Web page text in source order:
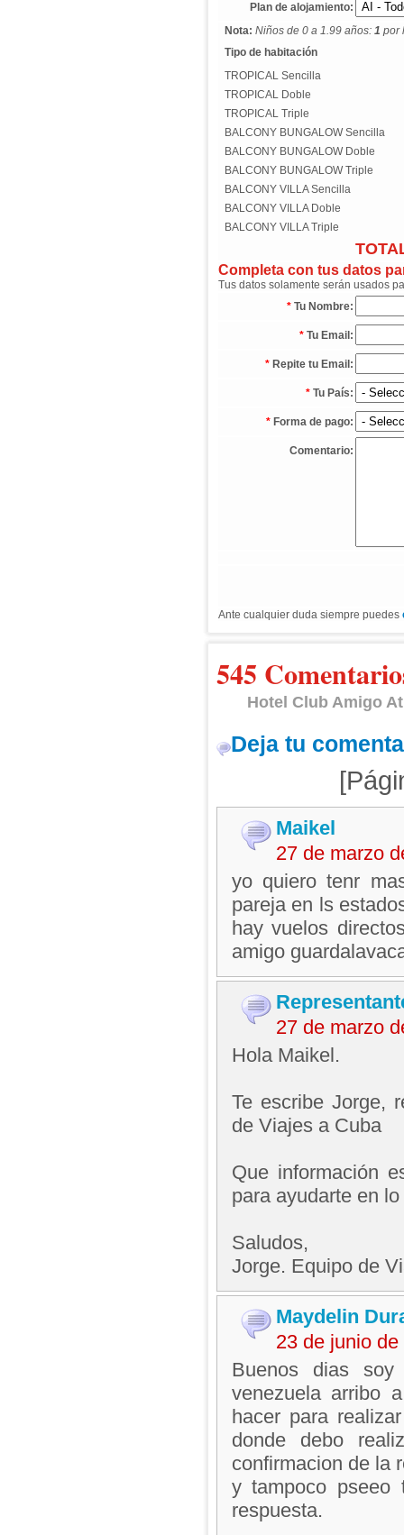
Plan de alojamiento:
Nota: Niños de 0 a 1.99 años: 1 por
Tipo de habitación
TROPICAL Sencilla
TROPICAL Doble
TROPICAL Triple
BALCONY BUNGALOW Sencilla
BALCONY BUNGALOW Doble
BALCONY BUNGALOW Triple
BALCONY VILLA Sencilla
BALCONY VILLA Doble
BALCONY VILLA Triple
Completa con tus datos
Tus datos solamente serán usados
* Tu Nombre:
* Tu Email:
* Repite tu Email:
* Tu País:
* Forma de pago:
Comentario:
Ante cualquier duda siempre puedes
545
Hotel Club Amigo
Deja tu
Maikel
27 de marzo
yo quiero tenr
pareja en ls
hay vuelos
amigo
27 de marzo
Hola Maikel.
Te escribe Jorge,
de Viajes a Cuba
Que información
para ayudarte en
Saludos,
Jorge. Equipo de
Maydelin
23 de junio
Buenos dias soy
venezuela arribo
hacer para
donde debo
confirmacion de la
y tampoco pseeo
respuesta.